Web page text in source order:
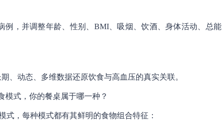
例，并调整年龄、性别、BMI、吸烟、饮酒、身体活动、总能
、动态、多维数据还原饮食与高血压的真实关联。
模式，你的餐桌属于哪一种？
，每种模式都有其鲜明的食物组合特征：